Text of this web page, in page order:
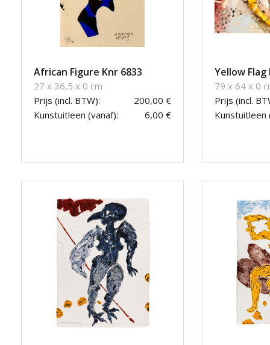
African Figure Knr 6833
27 x 36,5 x 0 cm
Prijs (incl. BTW):
200,00 €
Kunstuitleen (vanaf):
6,00 €
Yellow Flag
79 x 64 x 0
Prijs (incl.
Kunstuitleen